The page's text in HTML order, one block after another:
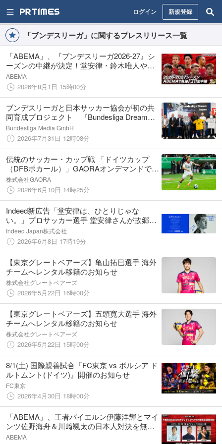
ログイン 新規登録
「ブンデスリーガ」に関するプレスリリース一覧
「ABEMA」、『ブンデスリーガ2026-27』シ
ーズンの中継が決定！堂安律・鈴木唯人や新
加入の後藤啓介ら日本人選手所属試合を中心
に毎節無料生中継
ABEMA
2026年8月1日 15時00分
ブンデスリーガと日本サッカー協会が初の共
同育成プロジェクト 『Bundesliga Dream
Japan』を始動
Bundesliga Media GmbH
2026年7月31日 12時08分
伝統のサッカー・カップ戦 「ドイツカップ
（DFBポカール）」GAORAオンデマンドで
2026-27シーズン全63試合の配信決定！
GAORA SPORTSでも注目試合をテレビ独占
放送！
株式会社GAORA
2026年6月10日 14時25分
Indeed新広告「堂安律は、ひとりじゃな
い。」プロサッカー選手 堂安律さんが故郷の
兵庫・尼崎に感謝のメッセージ「孤独なと
き、不安なときはいつも僕の支えになってい
ます。僕らは、ひとりじゃない。」
Indeed Japan株式会社
2026年6月8日 17時19分
【東京グレートベアーズ】亀山拓巳選手 海外
チームへレンタル移籍のお知らせ
株式会社グレートベアーズ
2026年5月22日 16時00分
【東京グレートベアーズ】五頭寛大選手 海外
チームへレンタル移籍のお知らせ
株式会社グレートベアーズ
2026年5月22日 15時00分
8/1(土) 国際親善試合『FC東京 vs ボルシア ド
ルトムント(ドイツ)』開催のお知らせ
FC東京
2026年4月30日 18時00分
「ABEMA」、王者バイエルン伊藤洋輝とマイ
ンツ佐野海舟＆川﨑颯太の日本人対決を無料
生中継｜4月25日（土）『マインツ vs バイエ
ABEMA